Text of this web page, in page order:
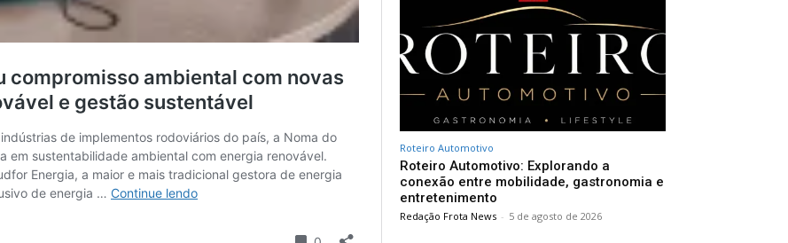
Roteiro Automotivo
Roteiro Automotivo: Explorando a
conexão entre mobilidade, gastronomia e
entretenimento
Redação Frota News - 5 de agosto de 2026